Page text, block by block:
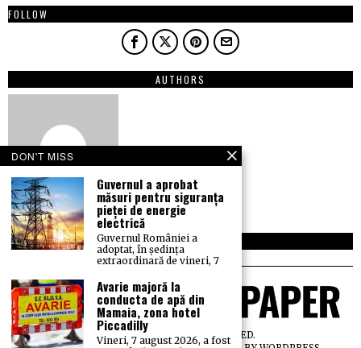
FOLLOW
AUTHORS
NEWSLETTER
2026 ALL RIGHTS RESERVED.
DON'T MISS
Guvernul a aprobat
măsuri pentru siguranța
pieței de energie
electrică
Guvernul României a
adoptat, în ședința
extraordinară de vineri, 7
Avarie majoră la
conducta de apă din
Mamaia, zona hotel
Piccadilly
Vineri, 7 august 2026, a fost